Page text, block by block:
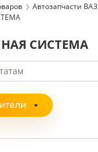
Автозапчасти ВАЗ
СИСТЕМА